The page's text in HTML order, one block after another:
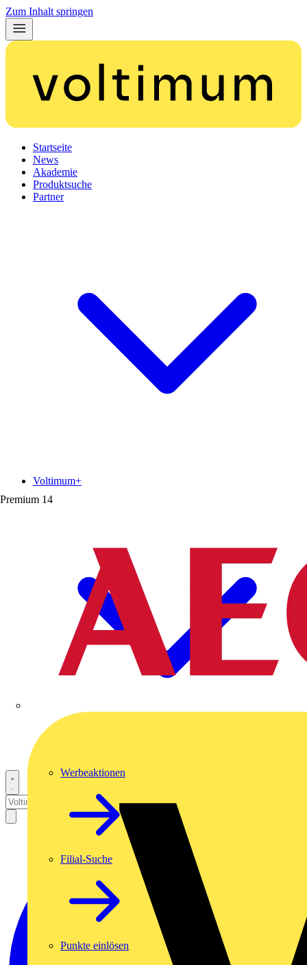
Zum Inhalt springen
Startseite
News
Akademie
Produktsuche
Partner
Premium 14
Voltimum+
Werbeaktionen
Filial-Suche
Punkte einlösen